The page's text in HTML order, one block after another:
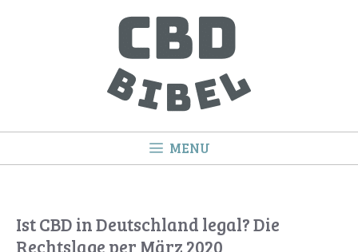
MENU
Ist CBD in Deutschland legal? Die
Rechtslage per März 2020